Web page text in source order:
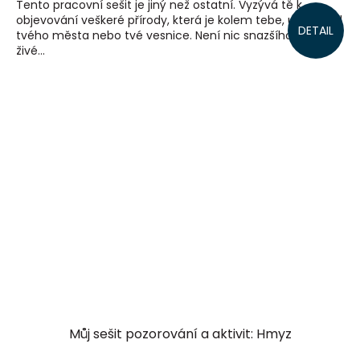
DETAIL
Tento pracovní sešit je jiný než ostatní. Vyzývá tě k
objevování veškeré přírody, která je kolem tebe, uprostřed
tvého města nebo tvé vesnice. Není nic snazšího, protože
živé...
Můj sešit pozorování a aktivit: Hmyz